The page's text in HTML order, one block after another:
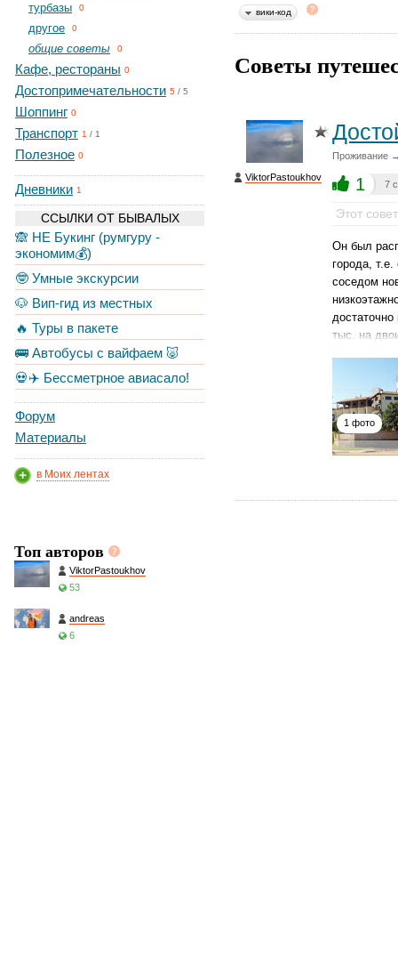
турбазы 0
другое 0
общие советы 0
Кафе, рестораны 0
Достопримечательности 5 / 5
Шоппинг 0
Транспорт 1 / 1
Полезное 0
Дневники 1
ССЫЛКИ ОТ БЫВАЛЫХ
🙈 НЕ Букинг (румгуру -
экономим💰)
🤓 Умные экскурсии
🐶 Вип-гид из местных
🔥 Туры в пакете
🚌 Автобусы с вайфаем 🐷
💀✈️ Бессметрное авиасало!
Форум
Материалы
в Моих лентах
Топ авторов
ViktorPastoukhov
53
andreas
6
вики-код
Советы
ViktorPastoukhov
Проживание
1 7
Этот
Он был
города,
соседом
тыс. на
1 фото